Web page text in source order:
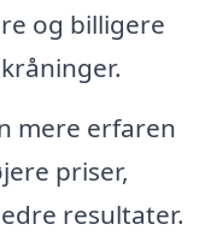
og billigere
mere erfaren
priser,
resultater.